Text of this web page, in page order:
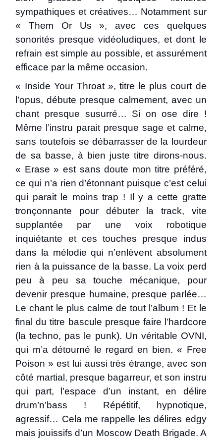
sympathiques et créatives… Notamment sur
« Them Or Us », avec ces quelques
sonorités presque vidéoludiques, et dont le
refrain est simple au possible, et assurément
efficace par la même occasion.
« Inside Your Throat », titre le plus court de
l’opus, débute presque calmement, avec un
chant presque susurré… Si on ose dire !
Même l’instru parait presque sage et calme,
sans toutefois se débarrasser de la lourdeur
de sa basse, à bien juste titre dirons-nous.
« Erase » est sans doute mon titre préféré,
ce qui n’a rien d’étonnant puisque c’est celui
qui parait le moins trap ! Il y a cette gratte
tronçonnante pour débuter la track, vite
supplantée par une voix robotique
inquiétante et ces touches presque indus
dans la mélodie qui n’enlèvent absolument
rien à la puissance de la basse. La voix perd
peu à peu sa touche mécanique, pour
devenir presque humaine, presque parlée…
Le chant le plus calme de tout l’album ! Et le
final du titre bascule presque faire l’hardcore
(la techno, pas le punk). Un véritable OVNI,
qui m’a détourné le regard en bien. « Free
Poison » est lui aussi très étrange, avec son
côté martial, presque bagarreur, et son instru
qui part, l’espace d’un instant, en délire
drum’n’bass ! Répétitif, hypnotique,
agressif… Cela me rappelle les délires edgy
mais jouissifs d’un Moscow Death Brigade. A